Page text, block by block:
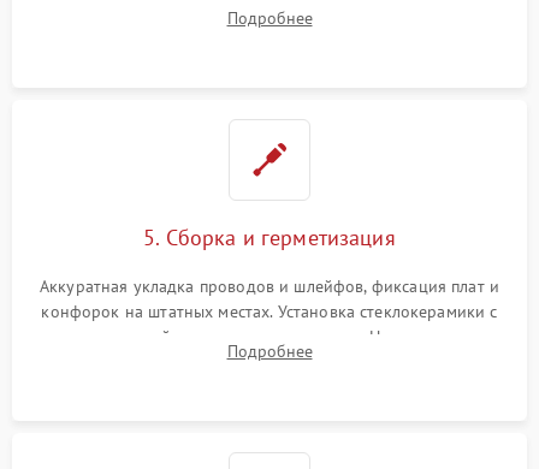
дорожек. Очистка контактов и замена поврежденной
Подробнее
5. Сборка и герметизация
Аккуратная укладка проводов и шлейфов, фиксация плат и
конфорок на штатных местах. Установка стеклокерамики с
проверкой равномерности зазоров. Нанесение
термостойкого герметика или укладка уплотнительной
Подробнее